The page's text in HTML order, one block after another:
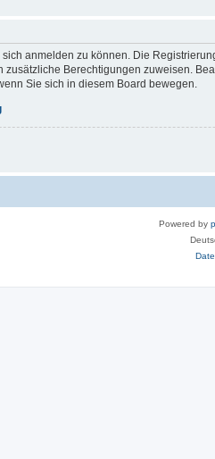
anmelden zu können. Die
Berechtigungen zuweisen.
Sie sich in diesem Board bewegen.
Powered by